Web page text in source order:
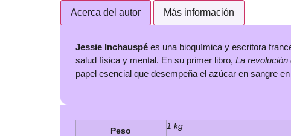
Acerca del autor Más información
Jessie Inchauspées una bioquímica y escritora
salud física y mental. En su primer libro, La revolución
papel esencial que desempeña el azúcar en sangre
Peso
1 kg